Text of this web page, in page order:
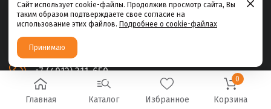
ул. Габайдулина, 39
+7 (4012) 311-456
ул. Ю.Маточкина, 2а
+7 (4012) 311-650
Главная Каталог Избранное
0
Корзина
Сайт использует cookie-файлы. Продолжив просмотр сайта, Вы
таким образом подтверждаете свое согласие на
использование этих файлов. Подробнее о cookie-файлах
Принимаю